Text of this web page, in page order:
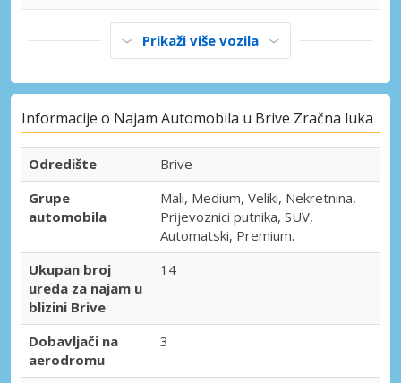
Prikaži više vozila
Informacije o Najam Automobila u Brive Zračna luka
Odredište
Brive
Grupe
automobila
Mali, Medium, Veliki, Nekretnina,
Prijevoznici putnika, SUV,
Automatski, Premium.
Ukupan broj
ureda za najam u
blizini Brive
14
Dobavljači na
aerodromu
3